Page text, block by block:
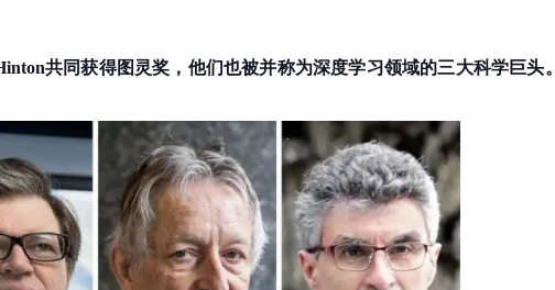
共同获得图灵奖，他们也被并称为深度学习领域的三大科学巨头。